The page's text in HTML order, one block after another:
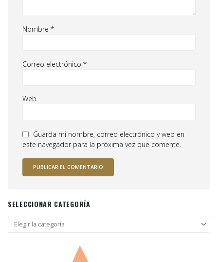
Nombre *
Correo electrónico *
Web
Guarda mi nombre, correo electrónico y web en
este navegador para la próxima vez que comente.
SELECCIONAR CATEGORÍA
Seleccionar
categoría